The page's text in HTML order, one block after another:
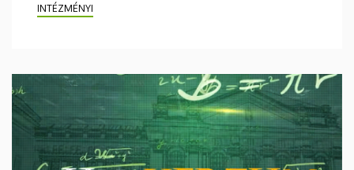
INTÉZMÉNYI